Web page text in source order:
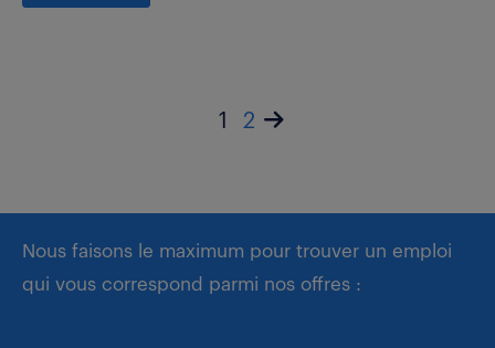
1 2
Nous faisons le maximum pour trouver un emploi
qui vous correspond parmi nos offres :